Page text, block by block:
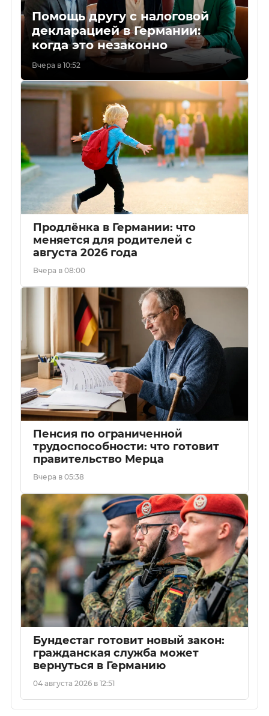
Помощь другу с налоговой
декларацией в Германии:
когда это незаконно
Вчера в 10:52
Продлёнка в Германии: что
меняется для родителей с
августа 2026 года
Вчера в 08:00
Пенсия по ограниченной
трудоспособности: что готовит
правительство Мерца
Вчера в 05:38
Бундестаг готовит новый закон:
гражданская служба может
вернуться в Германию
04 августа 2026 в 12:51